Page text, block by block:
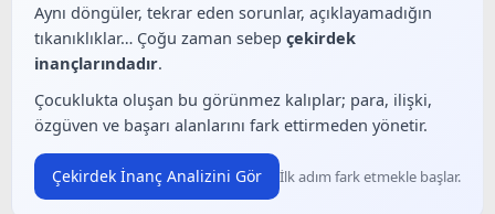
Aynı döngüler, tekrar eden sorunlar, açıklayamadığın
tıkanıklıklar… Çoğu zaman sebep çekirdek
inançlarındadır.
Çocuklukta oluşan bu görünmez kalıplar; para, ilişki,
özgüven ve başarı alanlarını fark ettirmeden yönetir.
Çekirdek İnanç Analizini Gör İlk adım fark etmekle başlar.